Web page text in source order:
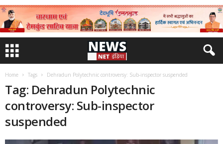
Home Tags Dehradun Polytechnic controversy: Sub-inspector suspended
Tag: Dehradun Polytechnic
controversy: Sub-inspector
suspended